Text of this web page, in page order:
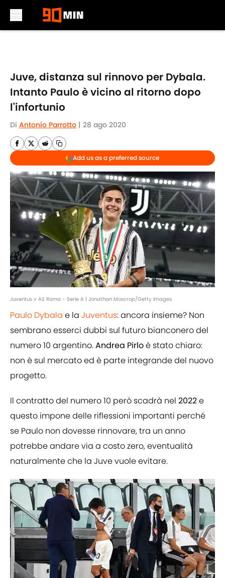
Juve, distanza sul rinnovo per Dybala.
Intanto Paulo è vicino al ritorno dopo
l'infortunio
Di Antonio Parrotto | 28 ago 2020
Add us as a preferred source
Juventus v AS Roma - Serie A | Jonathan Moscrop/Getty Images
Paulo Dybala e la Juventus: ancora insieme? Non
sembrano esserci dubbi sul futuro bianconero del
numero 10 argentino.Andrea Pirloè stato chiaro:
non è sul mercato ed è parte integrande del nuovo
progetto.
Il contratto del numero 10 però scadrà nel 2022e
questo impone delle riflessioni importanti perché
se Paulo non dovesse rinnovare, tra un anno
potrebbe andare via a costo zero, eventualità
naturalmente che la Juve vuole evitare.